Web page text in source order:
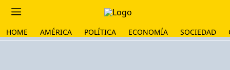
HOME AMÉRICA POLÍTICA ECONOMÍA SOCIEDAD